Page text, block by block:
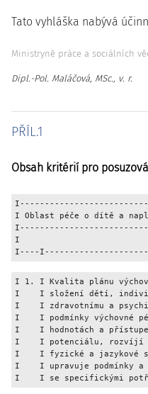
Tato vyhláška nabývá
Ministryně práce a sociálních
Dipl.-Pol. Maláčová, MSc., v. r.
PŘÍL.1
Obsah kritérií pro
I Oblast péče o dítě a
I
I----
I 1. I Kvalita plánu
I    I složení dětí,
I    I zdravotnímu a
I    I podmínky výchovné
I    I hodnotách a
I    I potenciálu, rozvíjí
I    I fyzické a jazykové
I    I upravuje podmínky
I    I se specifickými